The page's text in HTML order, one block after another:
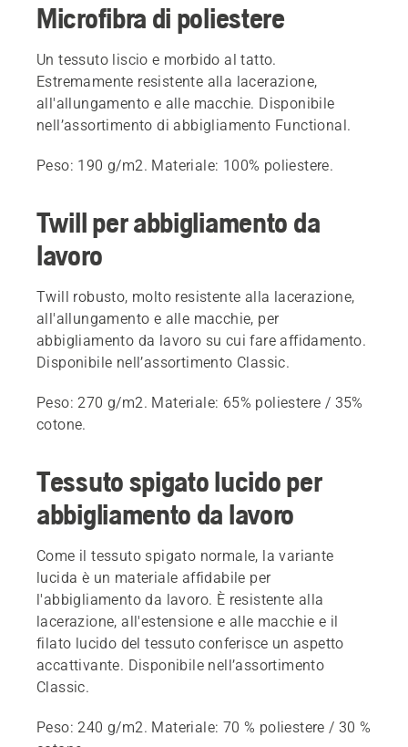
Microfibra di poliestere
Un tessuto liscio e morbido al tatto.
Estremamente resistente alla lacerazione,
all'allungamento e alle macchie. Disponibile
nell’assortimento di abbigliamento Functional.
Peso: 190 g/m2. Materiale: 100% poliestere.
Twill per abbigliamento da
lavoro
Twill robusto, molto resistente alla lacerazione,
all'allungamento e alle macchie, per
abbigliamento da lavoro su cui fare affidamento.
Disponibile nell’assortimento Classic.
Peso: 270 g/m2. Materiale: 65% poliestere / 35%
cotone.
Tessuto spigato lucido per
abbigliamento da lavoro
Come il tessuto spigato normale, la variante
lucida è un materiale affidabile per
l'abbigliamento da lavoro. È resistente alla
lacerazione, all'estensione e alle macchie e il
filato lucido del tessuto conferisce un aspetto
accattivante. Disponibile nell’assortimento
Classic.
Peso: 240 g/m2. Materiale: 70 % poliestere / 30 %